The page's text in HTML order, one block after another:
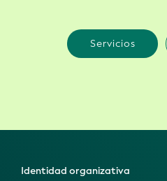
Servicios
Identidad organizativa